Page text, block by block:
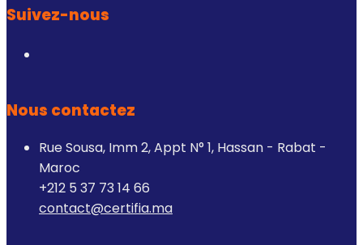
Suivez-nous
Nous contactez
Rue Sousa, Imm 2, Appt N° 1, Hassan - Rabat -
Maroc
+212 5 37 73 14 66
contact@certifia.ma